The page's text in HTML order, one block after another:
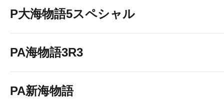
P大海物語5スペシャル
PA海物語3R3
PA新海物語